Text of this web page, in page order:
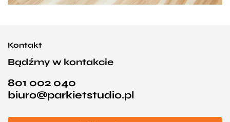
Kontakt
Bądźmy w kontakcie
801 002 040
biuro@parkietstudio.pl